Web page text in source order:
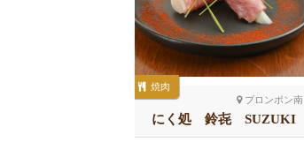
プロンポン南
焼肉
にく処 鈴㐂 SUZUKI